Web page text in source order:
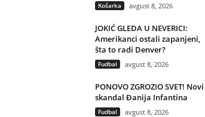
Košarka avgust 8, 2026
JOKIĆ GLEDA U NEVERICI:
Amerikanci ostali zapanjeni,
šta to radi Denver?
Fudbal avgust 8, 2026
PONOVO ZGROZIO SVET! Novi
skandal Đanija Infantina
Fudbal avgust 8, 2026